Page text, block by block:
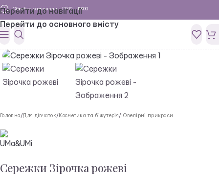
Перейти до навігації
Перейти до основного вмісту
Обробка замовлень: 10:00 - 19:00
Головна /Для дівчаток/ Косметика та біжутерія / Ювелірні прикраси
Сережки Зірочка рожеві